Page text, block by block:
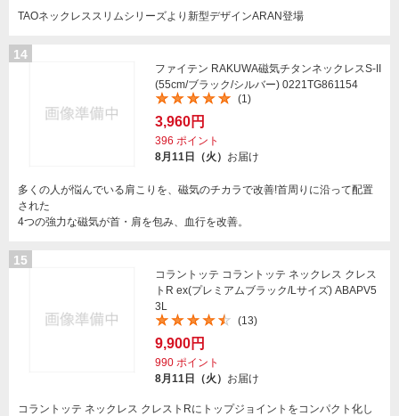
TAOネックレススリムシリーズより新型デザインARAN登場
14
ファイテン RAKUWA磁気チタンネックレスS-II
(55cm/ブラック/シルバー) 0221TG861154
(1)
3,960円
396 ポイント
8月11日（火） お届け
多くの人が悩んでいる肩こりを、磁気のチカラで改善!首周りに沿って配置
された
4つの強力な磁気が首・肩を包み、血行を改善。
15
コラントッテ コラントッテ ネックレス クレス
トR ex(プレミアムブラック/Lサイズ) ABAPV5
3L
(13)
9,900円
990 ポイント
8月11日（火） お届け
コラントッテ ネックレス クレストRにトップジョイントをコンパクト化し